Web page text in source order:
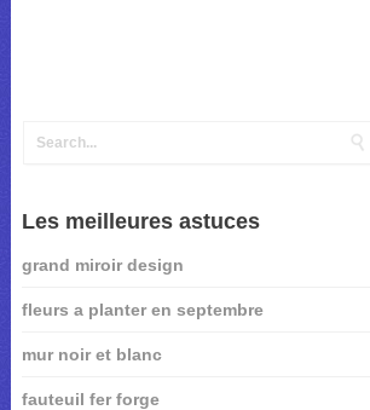
Les meilleures astuces
grand miroir design
fleurs a planter en septembre
mur noir et blanc
fauteuil fer forge